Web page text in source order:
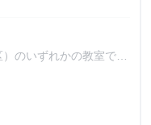
のいずれかの教室で勤